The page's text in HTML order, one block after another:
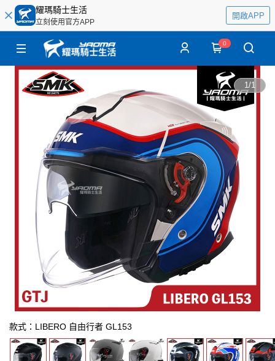
耀瑪騎士生活
立刻使用官方APP
開啟APP
0
1/1
款式：LIBERO 自由行者 GL153